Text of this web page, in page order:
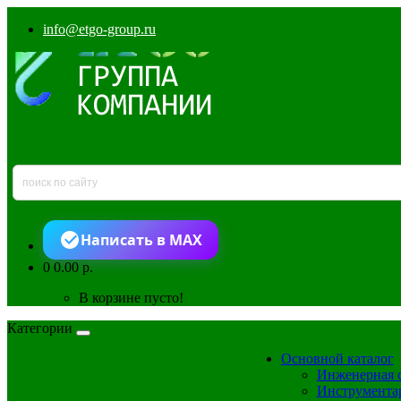
info@etgo-group.ru
Написать в MAX
00.00 р.
В корзине пусто!
Категории
Основной каталог
Инженерная